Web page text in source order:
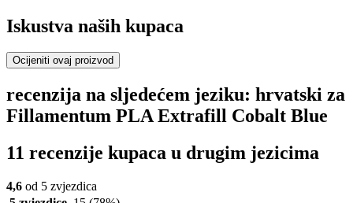
Iskustva naših kupaca
Ocijeniti ovaj proizvod
recenzija na sljedećem jeziku: hrvatski za
Fillamentum PLA Extrafill Cobalt Blue
11 recenzije kupaca u drugim jezicima
4,6 od 5 zvjezdica